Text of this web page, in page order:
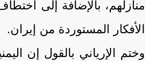
منازلهم، بالإضافة إلى
الأفكار المستوردة من إيران.
وختم الإرياني بالقول إن